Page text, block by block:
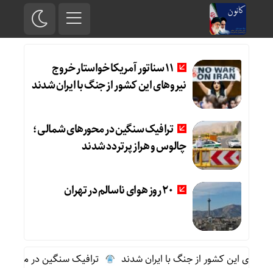
11 سناتور آمریکا خواستار خروج
نیروهای این کشور از جنگ با ایران شدند
ترافیک سنگین در محورهای شمالی؛
چالوس و هراز پرتردد شدند
20 روز هوای ناسالم در تهران
ترافیک سنگین در محورهای